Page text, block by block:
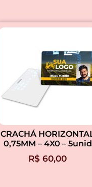
CRACHÁ HORIZONTAL
0,75MM – 4X0 – 5unid
R$ 60,00